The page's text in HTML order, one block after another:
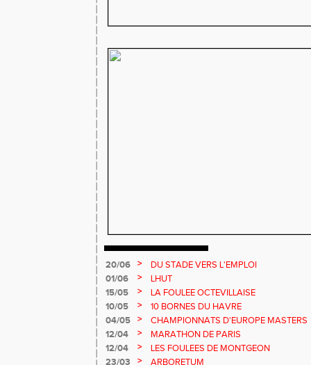
20/06 >
DU STADE VERS L'EMPLOI
01/06
>
LHUT
15/05
>
LA FOULEE OCTEVILLAISE
10/05
>
10 BORNES DU HAVRE
04/05
>
CHAMPIONNATS D'EUROPE MASTERS
12/04
>
MARATHON DE PARIS
12/04
>
LES FOULEES DE MONTGEON
23/03
>
ARBORETUM